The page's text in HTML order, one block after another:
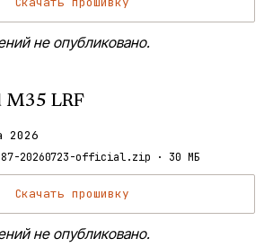
не опубликовано.
M35 LRF
2026
20260723-official.zip · 30 МБ
Скачать прошивку
не опубликовано.